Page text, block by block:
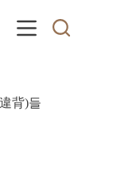
背)들